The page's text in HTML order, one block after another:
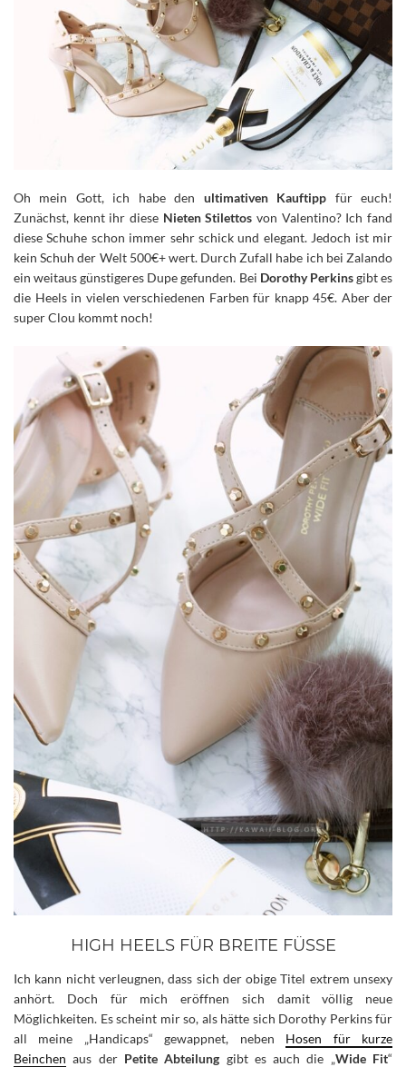
Oh mein Gott, ich habe den ultimativen Kauftipp für euch!
Zunächst, kennt ihr diese Nieten Stilettos von Valentino? Ich fand
diese Schuhe schon immer sehr schick und elegant. Jedoch ist mir
kein Schuh der Welt 500€+ wert. Durch Zufall habe ich bei Zalando
ein weitaus günstigeres Dupe gefunden. Bei Dorothy Perkinsgibt es
die Heels in vielen verschiedenen Farben für knapp 45€. Aber der
super Clou kommt noch!
HIGH HEELS FÜR BREITE FÜSSE
Ich kann nicht verleugnen, dass sich der obige Titel extrem unsexy
anhört. Doch für mich eröffnen sich damit völlig neue
Möglichkeiten. Es scheint mir so, als hätte sich Dorothy Perkins für
all meine „Handicaps“ gewappnet, neben Hosen für kurze
Beinchen aus der Petite Abteilung gibt es auch die „Wide Fit“